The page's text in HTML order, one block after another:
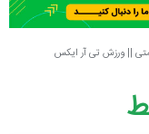
||ورزش تی آر ایکس